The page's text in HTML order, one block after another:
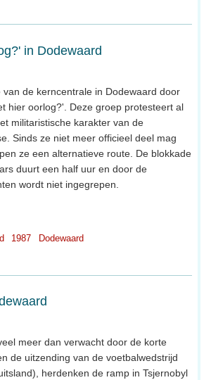
in Dodewaard
van de kerncentrale in Dodewaard door
hier oorlog?'. Deze groep protesteert al
militaristische karakter van de
Sinds ze niet meer officieel deel mag
ze een alternatieve route. De blokkade
duurt een half uur en door de
wordt niet ingegrepen.
1987 Dodewaard
meer dan verwacht door de korte
de uitzending van de voetbalwedstrijd
herdenken de ramp in Tsjernobyl